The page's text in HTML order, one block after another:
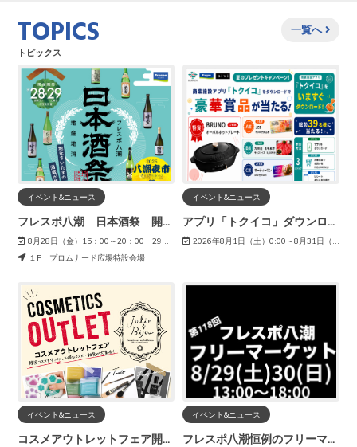
TOPICS
トピックス
一覧へ
イベント&ニュース
フレスポ八潮 日本酒祭 開催！
8月28日（金）15：00～20：00 29日（土）13：00～20：00
１F プロムナード広場特設会場
イベント&ニュース
アプリ「トクイコ」ダウンロードで豪華賞品が当たる！
2026年8月1日（土）0:00～8月31日（月）23:59
イベント&ニュース
コスメアウトレットフェア開催！
イベント&ニュース
フレスポ八潮恒例のフリーマーケットを開催！